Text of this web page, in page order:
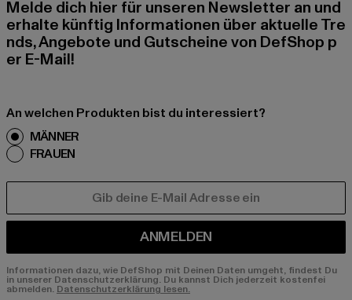
Melde dich hier für unseren Newsletter an und
erhalte künftig Informationen über aktuelle Tre
nds, Angebote und Gutscheine von DefShop p
er E-Mail!
An welchen Produkten bist du interessiert?
MÄNNER
FRAUEN
ANMELDEN
Informationen dazu, wie DefShop mit Deinen Daten umgeht, findest Du
in unserer Datenschutzerklärung. Du kannst Dich jederzeit kostenfei
abmelden. Datenschutzerklärung lesen.